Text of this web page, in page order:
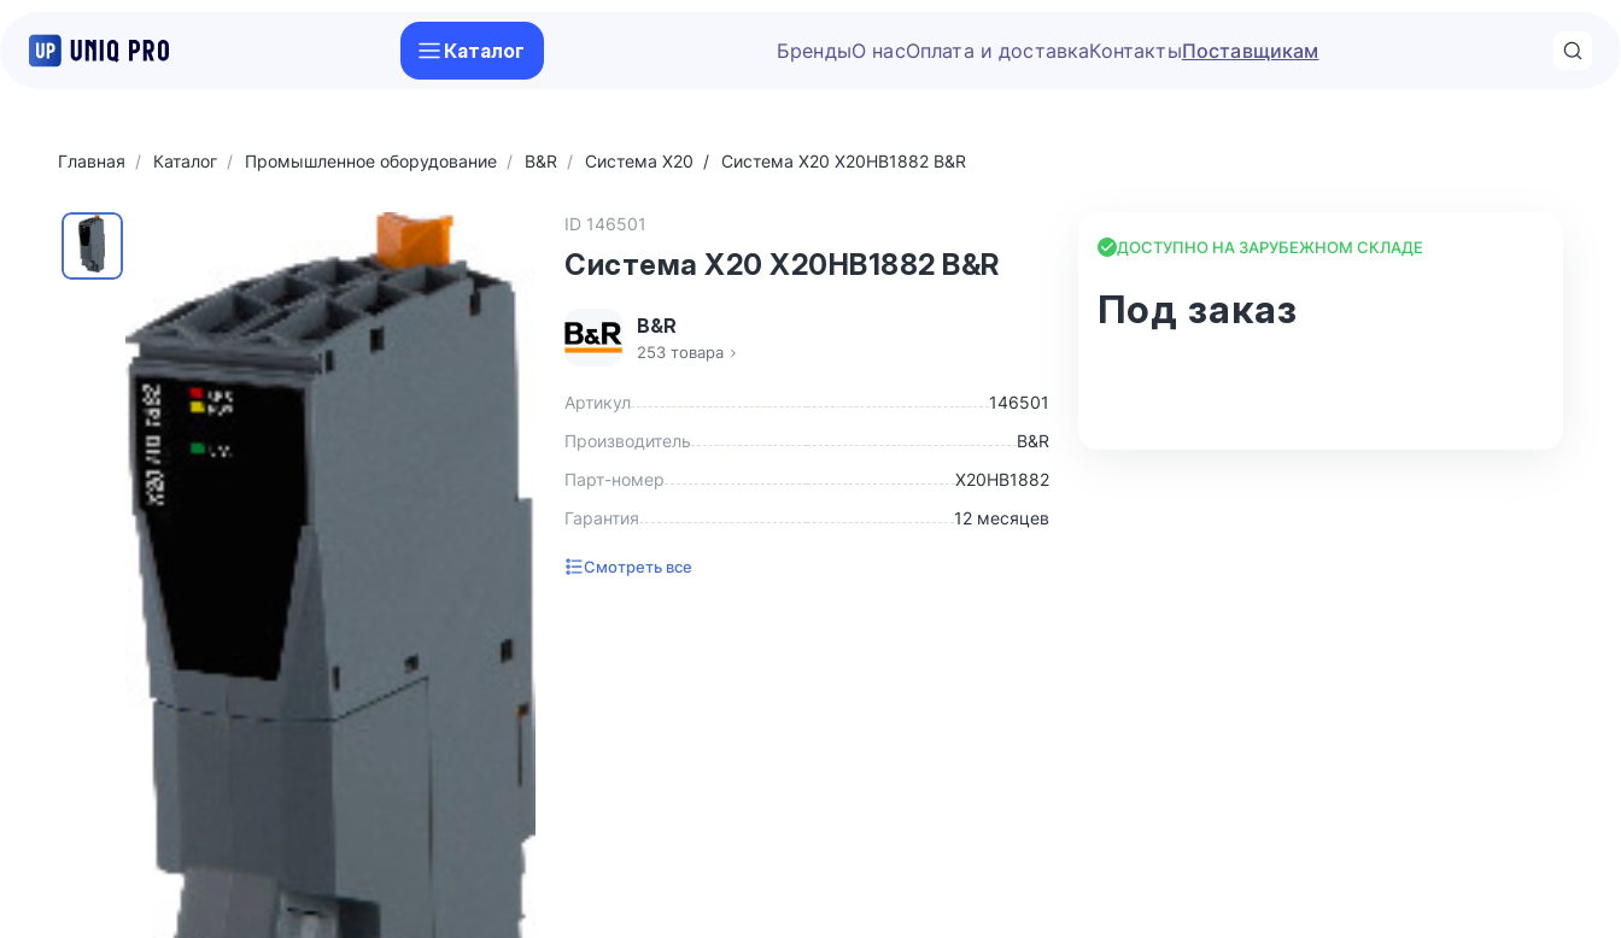
Каталог БрендыО насОплата и доставкаКонтактыПоставщикам
Главная Каталог Промышленное оборудование B&R Система X20 Система X20 X20HB1882 B&R
ID 146501
Система X20 X20HB1882 B&R
B&R
253 товара
Артикул
146501
Производитель
B&R
Парт-номер
X20HB1882
Гарантия
12 месяцев
Смотреть все
ДОСТУПНО НА ЗАРУБЕЖНОМ СКЛАДЕ
Под заказ